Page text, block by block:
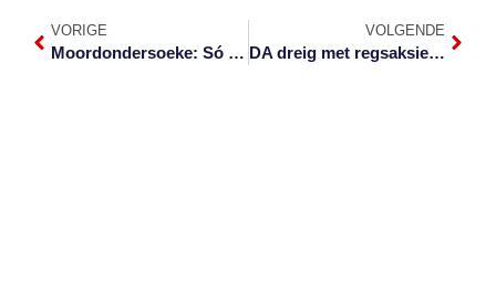
VORIGE
Moordondersoeke: Só werk dit
VOLGENDE
DA dreig met regsaksie na nog ‘n huis in Barberton afbrand